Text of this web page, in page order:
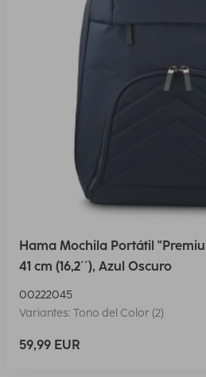
Hama Mochila Portátil
41 cm (16,2´´), Azul Oscuro
00222045
Variantes: Tono del Color (2)
59,99 EUR